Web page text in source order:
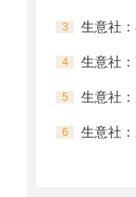
3
4
5
6